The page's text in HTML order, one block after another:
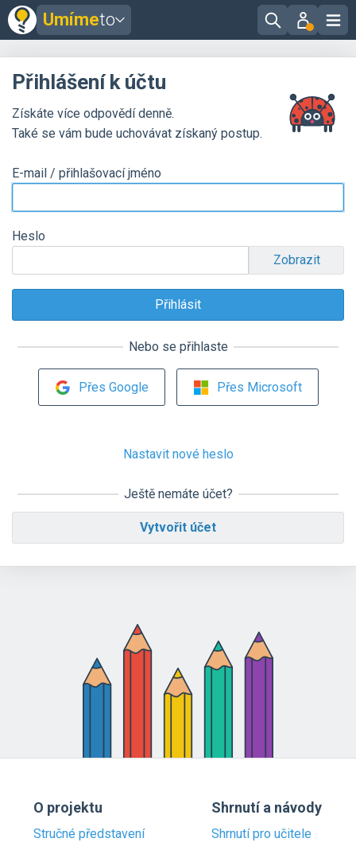
Umímeto
Přihlášení k účtu
Získáte více odpovědí denně.
Také se vám bude uchovávat získaný postup.
E-mail / přihlašovací jméno
Heslo
Zobrazit
Nebo se přihlaste
Přes Google Přes Microsoft
Nastavit nové heslo
Ještě nemáte účet?
Vytvořit účet
O projektu
Stručné představení
Shrnutí a návody
Shrnutí pro učitele